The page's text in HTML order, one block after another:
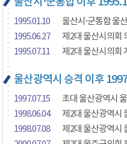
1995.01.10
울산시·군통합 울
1995.06.27
제2대 울산시의회
1995.07.11
제2대 울산시의회
울산광역시 승격 이후
1997.07.15
초대 울산광역시
1998.06.04
제2대 울산광역시
1998.07.08
제2대 울산광역시